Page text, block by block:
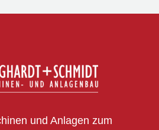
und Anlagen zum